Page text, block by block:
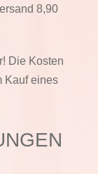
8,90
Die Kosten
Kauf eines